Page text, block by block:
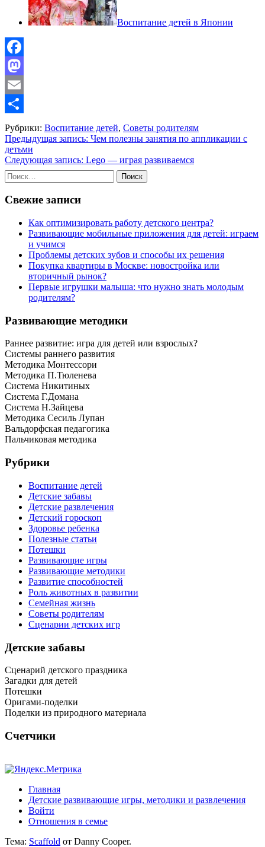
Воспитание детей в Японии
Facebook
Mastodon
Email
Отправить
Рубрики: Воспитание детей, Советы родителям
Навигация
по
записям
Предыдущая запись: Чем полезны занятия по аппликации с
детьми
Следующая запись: Lego — играя развиваемся
Найти:
Свежие записи
Как оптимизировать работу детского центра?
Развивающие мобильные приложения для детей: играем
и учимся
Проблемы детских зубов и способы их решения
Покупка квартиры в Москве: новостройка или
вторичный рынок?
Первые игрушки малыша: что нужно знать молодым
родителям?
Развивающие методики
Раннее развитие: игра для детей или взрослых?
Системы раннего развития
Методика Монтессори
Методика П.Тюленева
Система Никитиных
Система Г.Домана
Система Н.Зайцева
Методика Сесиль Лупан
Вальдорфская педагогика
Пальчиковая методика
Рубрики
Воспитание детей
Детские забавы
Детские развлечения
Детский гороскоп
Здоровье ребенка
Полезные статьи
Потешки
Развивающие игры
Развивающие методики
Развитие способностей
Роль животных в развитии
Семейная жизнь
Советы родителям
Сценарии детских игр
Детские забавы
Сценарий детского праздника
Загадки для детей
Потешки
Оригами-поделки
Поделки из природного материала
Счетчики
Главная
Детские развивающие игры, методики и развлечения
Войти
Отношения в семье
Тема: Scaffold от Danny Cooper.